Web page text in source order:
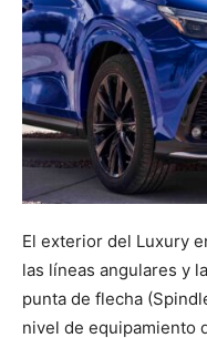
El exterior del Luxury
las líneas angulares y
punta de flecha
nivel de equipamiento